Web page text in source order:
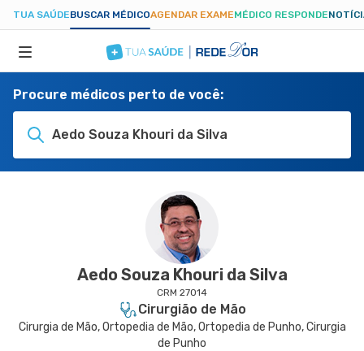
TUA SAÚDEBUSCAR MÉDICOAGENDAR EXAMEMÉDICO RESPONDE
ESPECIALIDADES
Procure médicos perto de você:
Aedo Souza Khouri da Silva
Aedo Souza Khouri da Silva
CRM 27014
Cirurgião de Mão
Cirurgia de Mão, Ortopedia de Mão, Ortopedia de Punho, Cirurgia
de Punho